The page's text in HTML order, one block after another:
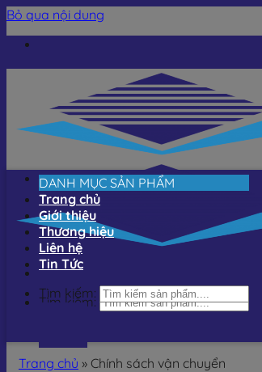
Bỏ qua nội dung
Tìm kiếm:
DANH MỤC SẢN PHẨM
Trang chủ
Giới thiệu
Thương hiệu
Liên hệ
Tin Tức
Tìm kiếm:
Trang chủ » Chính sách vận chuyển